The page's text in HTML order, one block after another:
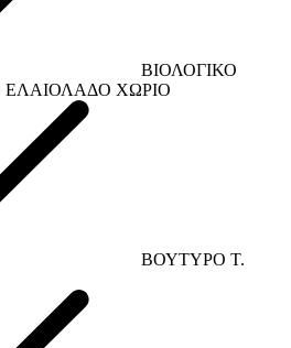
ΒΙΟΛΟΓΙΚΟ
ΕΛΑΙΟΛΑΔΟ ΧΩΡΙΟ
ΒΟΥΤΥΡΟ Τ.